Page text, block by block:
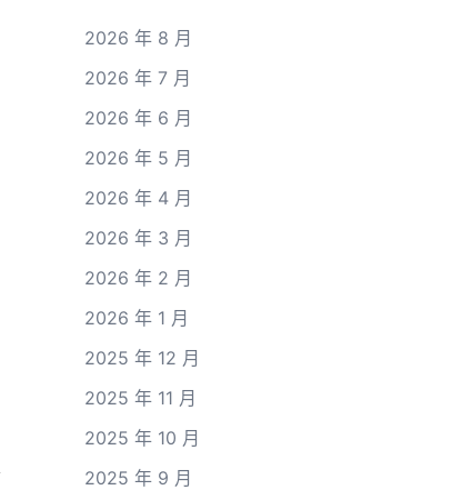
2026 年 8 月
2026 年 7 月
2026 年 6 月
2026 年 5 月
2026 年 4 月
2026 年 3 月
2026 年 2 月
2026 年 1 月
2025 年 12 月
2025 年 11 月
2025 年 10 月
2025 年 9 月